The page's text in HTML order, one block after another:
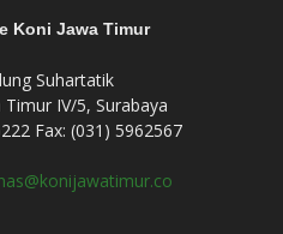
Koni Jawa Timur
Suhartatik
Timur IV/5, Surabaya
Fax: (031) 5962567